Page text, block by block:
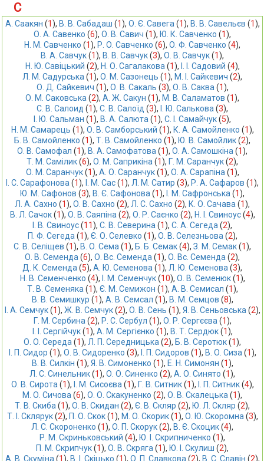
С
А. Саакян (1), В. В. Сабадаш (1), О. Є. Савега (1), В. В. Савельєв (1),
О. А. Савенко (6), О. В. Савич (1), Ю. К. Савченко (1),
Н. М. Савченко (1), Р. О. Савченко (6), О. Ф. Савченко (4),
В. А. Савчук (1), В. В. Савчук (3), О. В. Савчук (1),
Н. Ю. Савіцький (2), Н. О. Сагалакова (1), І. І. Садовий (4),
Л. М. Садурська (1), О. М. Сазонець (1), М. І. Сайкевич (2),
О. Д. Сайкевич (1), О. В. Сакаль (3), О. В. Саква (1),
О. М. Саковська (2), А. Ж. Сакун (1), М. В. Саламатов (1),
С. В. Салоид (1), С. В. Салоїд (3), І. Ю. Салькова (3),
І. Ю. Сальман (1), В. А. Салюта (1), С. І. Самайчук (5),
Н. М. Самарець (1), О. В. Самборський (1), К. А. Самойленко (1),
Б. В. Самойленко (1), Т. В. Самойленко (1), Ю. В. Самойлик (2),
О. В. Самофал (1), В. А. Самофатова (1), О. А. Самошкіна (1),
Т. М. Самілик (6), О. М. Саприкіна (1), Г. М. Саранчук (2),
О. М. Саранчук (1), А. О. Саранчук (1), О. А. Сарапіна (1),
І. С. Сарафонова (1), І. М. Сас (1), Л. М. Сатир (3), Р. А. Сафаров (1),
Ю. М. Сафонов (3), В. Є. Сафонова (1), І. М. Сафронська (1),
Л. А. Сахно (1), О. В. Сахно (2), Л. С. Сахно (2), К. О. Сачава (1),
В. Л. Сачок (1), О. В. Саяпіна (2), О. Р. Саєнко (2), Н. І. Свиноус (4),
І. В. Свиноус (11), С. В. Северина (1), С. А. Сегеда (2),
П. Ф. Сегеда (1), Є. О. Селевко (1), О. В. Селезньова (2),
С. В. Селіщев (1), В. О. Сема (1), Б. Б. Семак (4), З. М. Семак (1),
О. В. Семенда (6), О. Вc. Семенда (1), О. Вс. Семенда (2),
Д. К. Семенда (5), А. Ю. Семенова (1), Л. Ю. Семенова (3),
Н. В. Семенченко (4), І. М. Семенчук (10), О. В. Семенюк (1),
Т. В. Семеняка (1), Є. М. Семижон (1), А. В. Семисал (1),
В. В. Семишкур (1), А. В. Семсал (1), В. М. Семцов (8),
І. А. Семчук (1), Ж. В. Семчук (2), О. В. Сень (1), Я. В. Сеньовська (2),
Г. М. Сербина (2), Р. С. Сербул (1), О. Р. Сергєєва (1),
І. І. Сергійчук (1), А. М. Сергієнко (1), В. Т. Сердюк (1),
О. О. Середа (1), Л. П. Середницька (2), Б. В. Серотюк (1),
І. П. Сидор (1), О. В. Сидоренко (3), І. П. Сидоров (1), В. О. Сиза (1),
В. В. Силкін (1), Я. В. Симоненко (1), Е. Н. Симонян (1),
Л. С. Синельник (1), О. О. Синенко (2), А. О. Синято (1),
О. В. Сирота (1), І. М. Сисоєва (1), Г. В. Ситник (1), І. П. Ситник (4),
М. О. Сичова (6), О. О. Скакуненко (2), О. В. Скалецька (1),
Т. В. Скиба (1), О. В. Скидан (2), Є. В. Скляр (2), Ю. Л. Скляр (2),
Т. І. Склярук (2), П. О. Скок (1), М. О. Скорик (1), О. Ю. Скоромна (3),
Л. С. Скороненко (1), О. П. Скорук (2), В. Є. Скоцик (4),
Р. М. Скриньковський (4), Ю. І. Скрипниченко (1),
П. М. Скрипчук (1), О. В. Скряга (1), Ю. І. Скулиш (2),
А. В. Скуміна (1), В. І. Скіцько (1), О. П. Славкова (2), В. С. Славін (2),